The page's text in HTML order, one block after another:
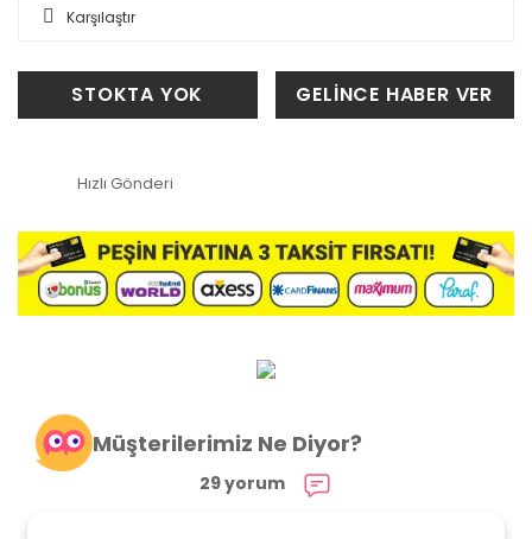
Karşılaştır
STOKTA YOK GELİNCE HABER VER
Hızlı Gönderi
Müşterilerimiz Ne Diyor?
29 yorum